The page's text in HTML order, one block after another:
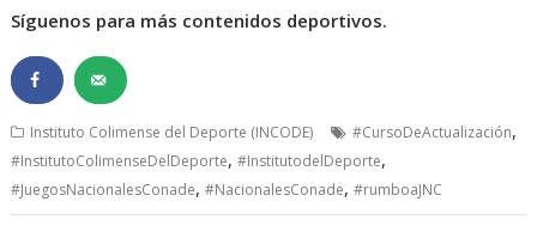
Síguenos para más contenidos deportivos.
Instituto Colimense del Deporte (INCODE) #CursoDeActualización,
#InstitutoColimenseDelDeporte,#InstitutodelDeporte,
#JuegosNacionalesConade,#NacionalesConade,#rumboaJNC